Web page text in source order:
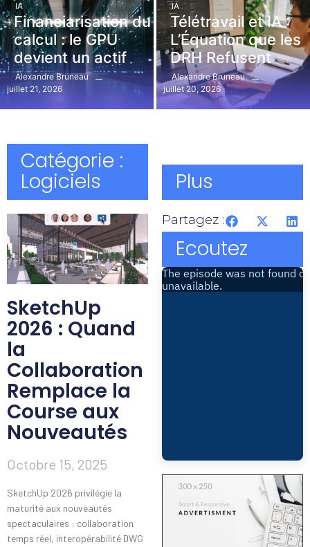
IA
Financiarisation du
calcul : le GPU
devient un actif
Alexandre Bruneau
juillet 21, 2026
IA
Télétravail et IA :
L’Équation que les
DRH Refusent
Alexandre Bruneau
juillet 20, 2026
Catégorie :
Logiciels Plus
SketchUp
2026 : Quand
la
Collaboration
Remplace la
Course aux
Nouveautés
Octobre 15, 2025
SketchUp 2026 privilégie la
maturité aux nouveautés
spectaculaires : collaboration
temps réel, interopérabilité DWG
Partagez :
Ecoutez